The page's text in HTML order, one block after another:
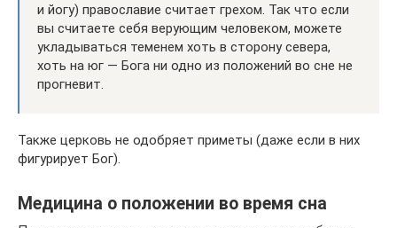
и йогу) православие считает грехом. Так что если
вы считаете себя верующим человеком, можете
укладываться теменем хоть в сторону севера,
хоть на юг — Бога ни одно из положений во сне не
прогневит.
Также церковь не одобряет приметы (даже если в них
фигурирует Бог).
Медицина о положении во время сна